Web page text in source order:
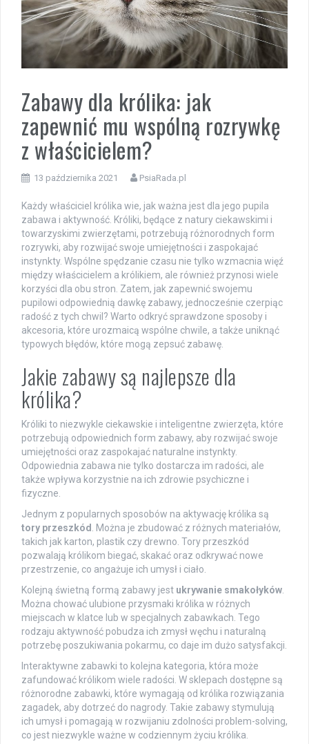
Zabawy dla królika: jak
zapewnić mu wspólną rozrywkę
z właścicielem?
13 października 2021 PsiaRada.pl
Każdy właściciel królika wie, jak ważna jest dla jego pupila
zabawa i aktywność. Króliki, będące z natury ciekawskimi i
towarzyskimi zwierzętami, potrzebują różnorodnych form
rozrywki, aby rozwijać swoje umiejętności i zaspokajać
instynkty. Wspólne spędzanie czasu nie tylko wzmacnia więź
między właścicielem a królikiem, ale również przynosi wiele
korzyści dla obu stron. Zatem, jak zapewnić swojemu
pupilowi odpowiednią dawkę zabawy, jednocześnie czerpiąc
radość z tych chwil? Warto odkryć sprawdzone sposoby i
akcesoria, które urozmaicą wspólne chwile, a także uniknąć
typowych błędów, które mogą zepsuć zabawę.
Jakie zabawy są najlepsze dla
królika?
Króliki to niezwykle ciekawskie i inteligentne zwierzęta, które
potrzebują odpowiednich form zabawy, aby rozwijać swoje
umiejętności oraz zaspokajać naturalne instynkty.
Odpowiednia zabawa nie tylko dostarcza im radości, ale
także wpływa korzystnie na ich zdrowie psychiczne i
fizyczne.
Jednym z popularnych sposobów na aktywację królika są
tory przeszkód . Można je zbudować z różnych materiałów,
takich jak karton, plastik czy drewno. Tory przeszkód
pozwalają królikom biegać, skakać oraz odkrywać nowe
przestrzenie, co angażuje ich umysł i ciało.
Kolejną świetną formą zabawy jest ukrywanie smakołyków.
Można chować ulubione przysmaki królika w różnych
miejscach w klatce lub w specjalnych zabawkach. Tego
rodzaju aktywność pobudza ich zmysł węchu i naturalną
potrzebę poszukiwania pokarmu, co daje im dużo satysfakcji.
Interaktywne zabawki to kolejna kategoria, która może
zafundować królikom wiele radości. W sklepach dostępne są
różnorodne zabawki, które wymagają od królika rozwiązania
zagadek, aby dotrzeć do nagrody. Takie zabawy stymulują
ich umysł i pomagają w rozwijaniu zdolności problem-solving,
co jest niezwykle ważne w codziennym życiu królika.